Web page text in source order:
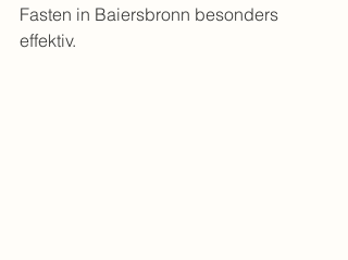
Fasten in Baiersbronn besonders
effektiv.